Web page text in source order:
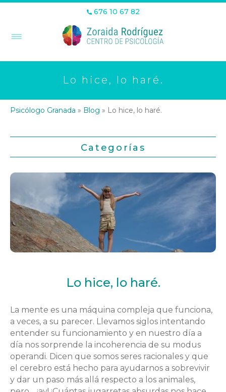
676 10 67 82
Lo hice, lo haré.
Psicólogo Granada » Blog » Lo hice, lo haré.
Categorías
Lo hice, lo haré.
La mente es una máquina compleja que funciona,
a veces, a su parecer. Llevamos siglos intentando
entender su funcionamiento y en nuestro día a
día nos sorprende la incoherencia de su modus
operandi. Dicen que somos seres racionales y que
el cerebro está hecho para ayudarnos a sobrevivir
y dar un paso más allá respecto a los animales,